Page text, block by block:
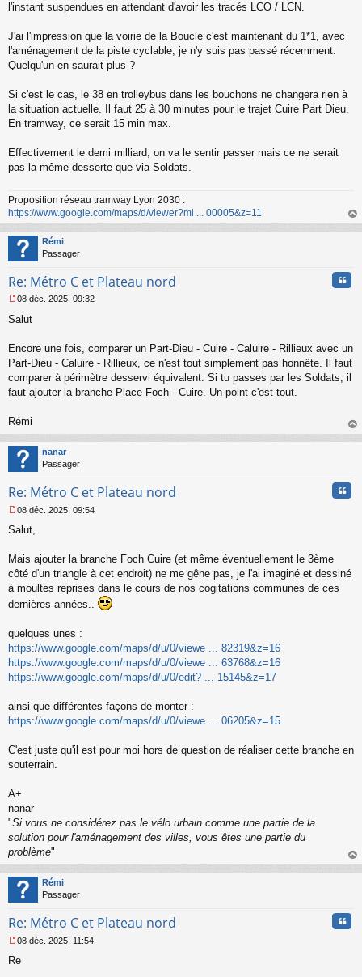
u
l'instant suspendues en attendant d'avoir les tracés LCO / LCN.
J'ai l'impression que la voirie de la Boucle c'est maintenant du 1*1, avec
l'aménagement de la piste cyclable, je n'y suis pas passé récemment.
Quelqu'un en saurait plus ?
Si c'est le cas, le 38 en trolleybus dans les bouchons ne changera rien à
la situation actuelle. Il faut 25 à 30 minutes pour le trajet Cuire Part Dieu.
En tramway, ce serait 15 min max.
Effectivement le demi milliard, on va le sentir passer mais ce ne serait
pas la même desserte que via Soldats.
Proposition réseau tramway Lyon 2030 :
https://www.google.com/maps/d/viewer?mi ... 00005&z=11
au
Rémi
Passager
Re: Métro C et Plateau nord
e
s
g
e
n
n
u
08 déc. 2025, 09:32
Salut
Encore une fois, comparer un Part-Dieu - Cuire - Caluire - Rillieux avec un
Part-Dieu - Caluire - Rillieux, ce n'est tout simplement pas honnête. Il faut
comparer à périmètre desservi équivalent. Si tu passes par les Soldats, il
faut ajouter la branche Place Foch - Cuire. Un point c'est tout.
Rémi
au
nanar
Passager
Re: Métro C et Plateau nord
e
s
a
g
e
n
l
u
08 déc. 2025, 09:54
Salut,
Mais ajouter la branche Foch Cuire (et même éventuellement le 3ème
côté d'un triangle à cet endroit) ne me gêne pas, je l'ai imaginé et dessiné
à moultes reprises dans le cours de nos cogitations communes de ces
dernières années..
quelques unes :
https://www.google.com/maps/d/u/0/viewe ... 82319&z=16
https://www.google.com/maps/d/u/0/viewe ... 63768&z=16
https://www.google.com/maps/d/u/0/edit? ... 15145&z=17
ainsi que différentes façons de monter :
https://www.google.com/maps/d/u/0/viewe ... 06205&z=15
C'est juste qu'il est pour moi hors de question de réaliser cette branche en
souterrain.
A+
nanar
"Si vous ne considérez pas le vélo urbain comme une partie de la
solution pour l'aménagement des villes, vous êtes une partie du
problème"
au
Rémi
Passager
Re: Métro C et Plateau nord
e
08 déc. 2025, 11:54
Re